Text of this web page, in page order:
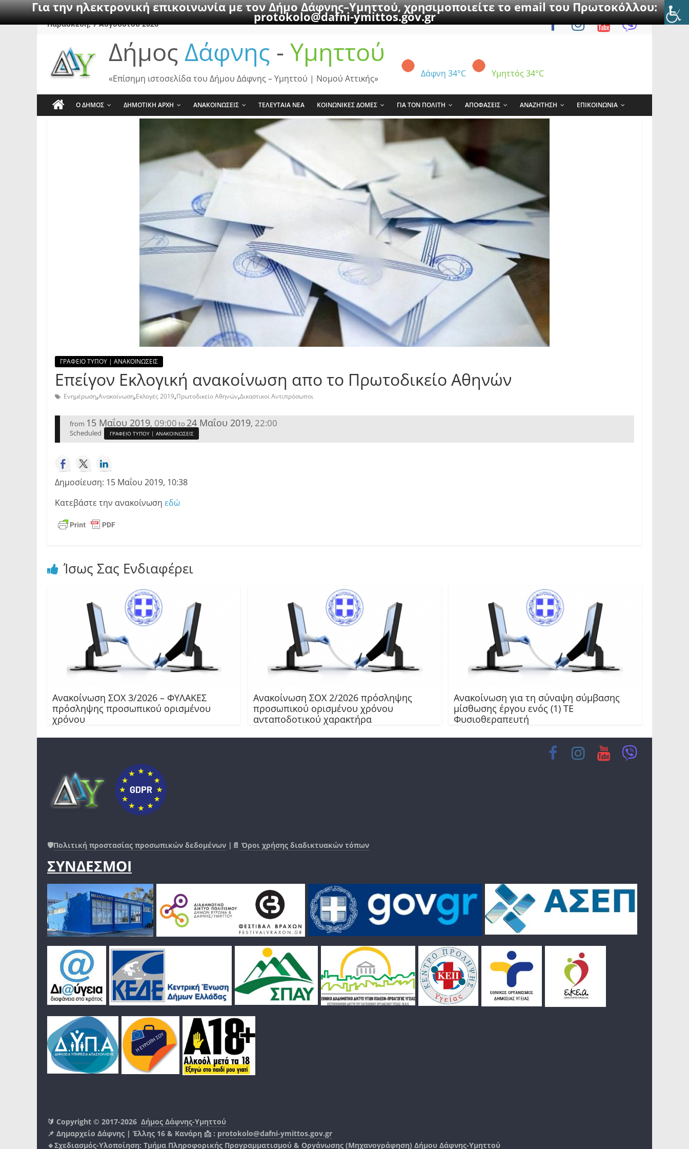
Για την ηλεκτρονική επικοινωνία με τον Δήμο Δάφνης–Υμηττού, χρησιμοποιείτε το email του Πρωτοκόλλου:
protokolo@dafni-ymittos.gov.gr
SkipΠαρασκευή, 7 Αυγούστου 2026
Δήμος Δάφνης - Υμηττού
Δάφνη 34°C Υμηττός 34°C
«Επίσημη ιστοσελίδα του Δήμου Δάφνης – Υμηττού | Νομού Αττικής»
Ο ΔΗΜΟΣ ΔΗΜΟΤΙΚΗ ΑΡΧΗ ΑΝΑΚΟΙΝΩΣΕΙΣ ΤΕΛΕΥΤΑΙΑ ΝΕΑ ΚΟΙΝΩΝΙΚΕΣ ΔΟΜΕΣ ΓΙΑ ΤΟΝ ΠΟΛΙΤΗ ΑΠΟΦΑΣΕΙΣ ΑΝΑΖΗΤΗΣΗ ΕΠΙΚΟΙΝΩΝΙΑ
ΓΡΑΦΕΙΟ ΤΥΠΟΥ | ΑΝΑΚΟΙΝΩΣΕΙΣ
Επείγον Εκλογική ανακοίνωση απο το Πρωτοδικείο Αθηνών
Ενημέρωση,Ανακοίνωση,Εκλογές 2019,Πρωτοδικείο Αθηνών,Δικαστικοί Αντιπρόσωποι
from 15 Μαΐου 2019, 09:00 to 24 Μαΐου 2019, 22:00
Scheduled ΓΡΑΦΕΙΟ ΤΥΠΟΥ | ΑΝΑΚΟΙΝΩΣΕΙΣ
Δημοσίευση: 15 Μαΐου 2019, 10:38
Κατεβάστε την ανακοίνωση εδώ
Ίσως Σας Ενδιαφέρει
Ανακοίνωση ΣΟΧ 3/2026 – ΦΥΛΑΚΕΣ
πρόσληψης προσωπικού ορισμένου
χρόνου
Ανακοίνωση ΣΟΧ 2/2026 πρόσληψης
προσωπικού ορισμένου χρόνου
ανταποδοτικού χαρακτήρα
Ανακοίνωση για τη σύναψη σύμβασης
μίσθωσης έργου ενός (1) ΤΕ
Φυσιοθεραπευτή
🛡️Πολιτική προστασίας προσωπικών δεδομένων |📄 Όροι χρήσης διαδικτυακών τόπων
ΣΥΝΔΕΣΜΟΙ
🔰 Copyright © 2017-2026 Δήμος Δάφνης-Υμηττού
📌 Δημαρχείο Δάφνης | Έλλης 16 & Κανάρη 📩 : protokolo@dafni-ymittos.gov.gr
🔹Σχεδιασμός-Υλοποίηση: Τμήμα Πληροφορικής Προγραμματισμού & Οργάνωσης (Μηχανογράφηση) Δήμου Δάφνης-Υμηττού